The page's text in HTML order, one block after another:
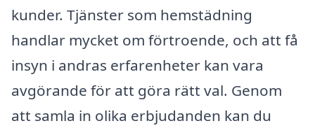
kunder. Tjänster som hemstädning
handlar mycket om förtroende, och att få
insyn i andras erfarenheter kan vara
avgörande för att göra rätt val. Genom
att samla in olika erbjudanden kan du